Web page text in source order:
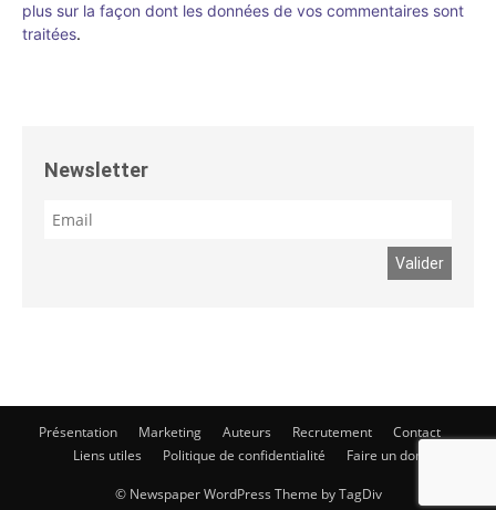
plus sur la façon dont les données de vos commentaires sont
traitées.
Newsletter
Présentation Marketing Auteurs Recrutement
Contact
Liens utiles
Politique de confidentialité Faire un don
© Newspaper WordPress Theme by TagDiv